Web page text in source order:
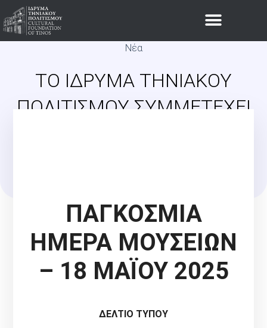
Νέα
ΤΟ ΊΔΡΥΜΑ ΤΗΝΙΑΚΟΎ
ΠΟΛΙΤΙΣΜΟΎ ΣΥΜΜΕΤΈΧΕΙ
ΠΑΓΚΟΣΜΙΑ
ΗΜΕΡΑ ΜΟΥΣΕΙΩΝ
– 18 ΜΑΪΟΥ 2025
ΔΕΛΤΙΟ ΤΥΠΟΥ